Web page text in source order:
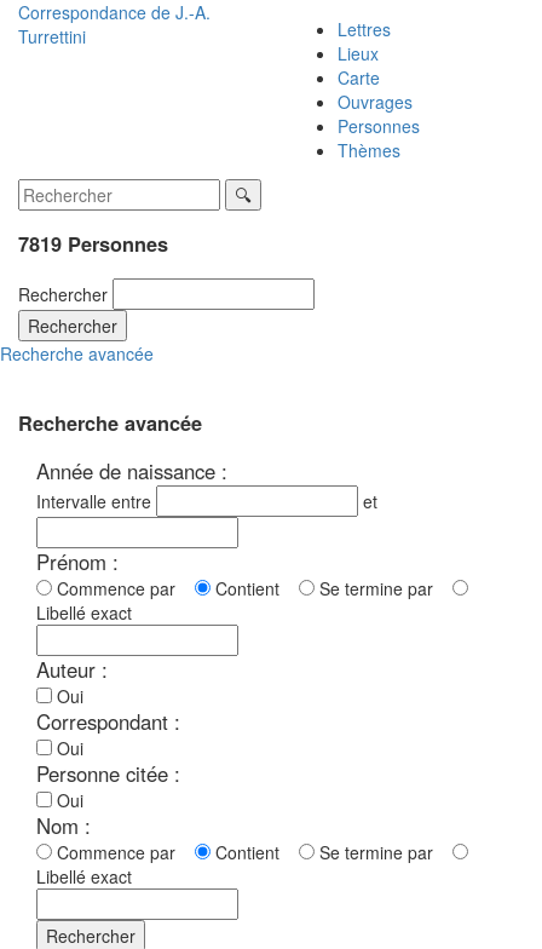
Correspondance de J.-A.
Turrettini
Lettres
Lieux
Carte
Ouvrages
Personnes
Thèmes
7819 Personnes
Rechercher
Rechercher
Recherche avancée
Recherche avancée
Année de naissance :
Intervalle entre et
Prénom :
Commence par Contient
Se termine par
Libellé exact
Auteur :
Oui
Correspondant :
Oui
Personne citée :
Oui
Nom :
Commence par Contient
Se termine par
Libellé exact
Rechercher